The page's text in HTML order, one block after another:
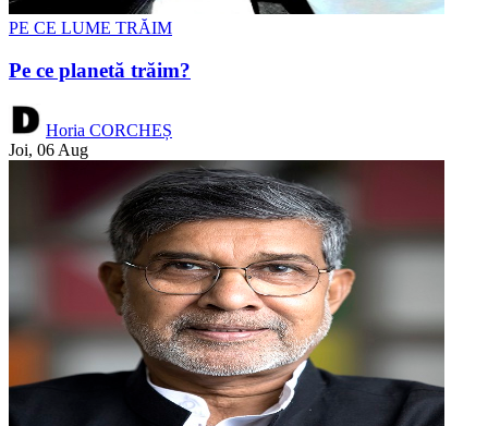
PE CE LUME TRĂIM
Pe ce planetă trăim?
Horia CORCHEȘ
Joi, 06 Aug